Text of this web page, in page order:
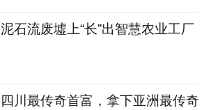
泥石流废墟上“长”出智慧农业工厂
四川最传奇首富，拿下亚洲最传奇